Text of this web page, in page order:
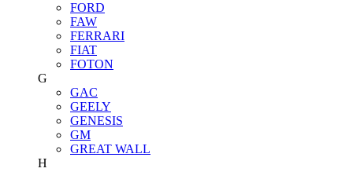
FORD
FAW
FERRARI
FIAT
FOTON
G
GAC
GEELY
GENESIS
GM
GREAT WALL
H